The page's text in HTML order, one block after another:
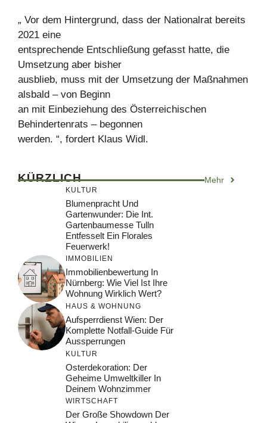
„ Vor dem Hintergrund, dass der Nationalrat bereits
2021 eine
entsprechende Entschließung gefasst hatte, die
Umsetzung aber bisher
ausblieb, muss mit der Umsetzung der Maßnahmen
alsbald – von Beginn
an mit Einbeziehung des Österreichischen
Behindertenrats – begonnen
werden. “, fordert Klaus Widl.
KÜRZLICH Mehr
KULTUR
Blumenpracht Und
Gartenwunder: Die Int.
Gartenbaumesse Tulln
Entfesselt Ein Florales
Feuerwerk!
IMMOBILIEN
Immobilienbewertung In
Nürnberg: Wie Viel Ist Ihre
Wohnung Wirklich Wert?
HAUS & WOHNUNG
Aufsperrdienst Wien: Der
Komplette Notfall-Guide Für
Aussperrungen
KULTUR
Osterdekoration: Der
Geheime Umweltkiller In
Deinem Wohnzimmer
WIRTSCHAFT
Der Große Showdown Der